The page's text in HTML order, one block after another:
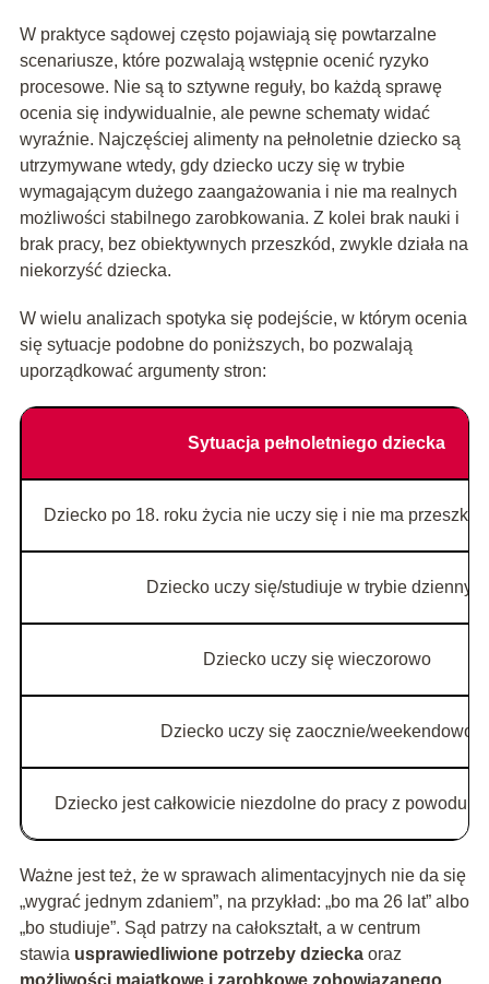
W praktyce sądowej często pojawiają się powtarzalne
scenariusze, które pozwalają wstępnie ocenić ryzyko
procesowe. Nie są to sztywne reguły, bo każdą sprawę
ocenia się indywidualnie, ale pewne schematy widać
wyraźnie. Najczęściej alimenty na pełnoletnie dziecko są
utrzymywane wtedy, gdy dziecko uczy się w trybie
wymagającym dużego zaangażowania i nie ma realnych
możliwości stabilnego zarobkowania. Z kolei brak nauki i
brak pracy, bez obiektywnych przeszkód, zwykle działa na
niekorzyść dziecka.
W wielu analizach spotyka się podejście, w którym ocenia
się sytuacje podobne do poniższych, bo pozwalają
uporządkować argumenty stron:
Sytuacja pełnoletniego dziecka
Dziecko po 18. roku życia nie uczy się i nie ma
Dziecko uczy się/studiuje w trybie dziennym
Dziecko uczy się wieczorowo
Dziecko uczy się zaocznie/weekendowo
Dziecko jest całkowicie niezdolne do pracy z powodu
Ważne jest też, że w sprawach alimentacyjnych nie da się
„wygrać jednym zdaniem”, na przykład: „bo ma 26 lat” albo
„bo studiuje”. Sąd patrzy na całokształt, a w centrum
stawia usprawiedliwione potrzeby dzieckaoraz
możliwości majątkowe i zarobkowe zobowiązanego